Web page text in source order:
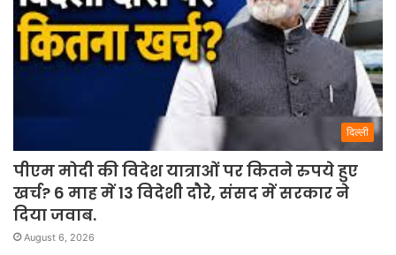
दिल्ली
पीएम मोदी की विदेश यात्राओं पर कितने रुपये हुए
खर्च? 6 माह में 13 विदेशी दौरे, संसद में सरकार ने
दिया जवाब.
August 6, 2026